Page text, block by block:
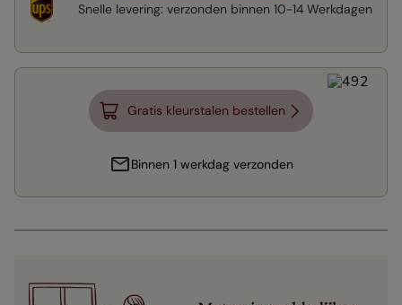
Snelle levering: verzonden binnen 10-14 Werkdagen
Gratis kleurstalen bestellen
Binnen 1 werkdag verzonden